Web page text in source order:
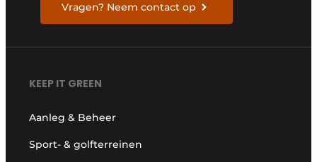
Vragen? Neem contact op
KEEP IT GREEN
Aanleg & Beheer
Sport- & golfterreinen